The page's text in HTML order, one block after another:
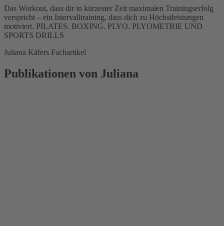
Das Workout, dass dir in kürzester Zeit maximalen Trainingserfolg
verspricht – ein Intervalltraining, dass dich zu Höchstleistungen
motiviert. PILATES. BOXING. PLYO. PLYOMETRIE UND
SPORTS DRILLS
Juliana Käfers Fachartikel
Publikationen von Juliana